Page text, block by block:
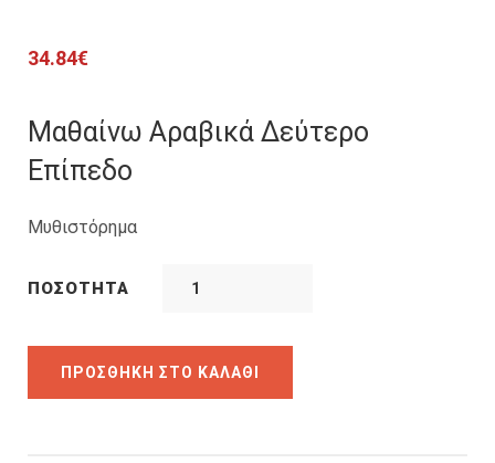
34.84€
Μαθαίνω Αραβικά Δεύτερο
Επίπεδο
Μυθιστόρημα
ΠΟΣΌΤΗΤΑ
ΠΡΟΣΘΉΚΗ ΣΤΟ ΚΑΛΆΘΙ